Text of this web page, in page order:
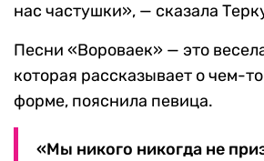
нас частушки», — сказала
Песни «Вороваек» — это
которая рассказывает о чем-
форме, пояснила певица.
«Мы никого никогда не